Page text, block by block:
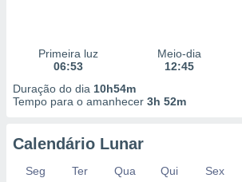
Primeira luz
06:53
Meio-dia
12:45
Duração do dia 10h54m
Tempo para o amanhecer 3h 52m
Calendário Lunar
Seg Ter Qua Qui Sex